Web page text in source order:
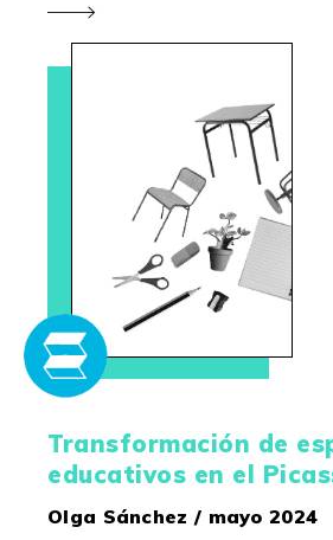
Transformación de
educativos en el
Olga Sánchez / mayo 2024